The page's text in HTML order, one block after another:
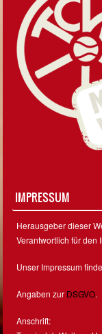
IMPRESSUM
Herausgeber dieser
Verantwortlich für den
Unser Impressum
Angaben zur DSGVO.
Anschrift: